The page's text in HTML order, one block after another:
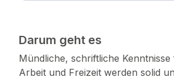
Darum geht es
Mündliche, schriftliche
Arbeit und Freizeit werden solid